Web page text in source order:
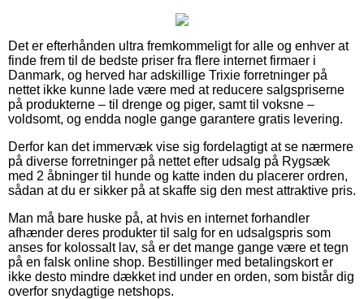
Det er efterhånden ultra fremkommeligt for alle og enhver at
finde frem til de bedste priser fra flere internet firmaer i
Danmark, og herved har adskillige Trixie forretninger på
nettet ikke kunne lade være med at reducere salgspriserne
på produkterne – til drenge og piger, samt til voksne –
voldsomt, og endda nogle gange garantere gratis levering.
Derfor kan det immervæk vise sig fordelagtigt at se nærmere
på diverse forretninger på nettet efter udsalg på Rygsæk
med 2 åbninger til hunde og katte inden du placerer ordren,
sådan at du er sikker på at skaffe sig den mest attraktive pris.
Man må bare huske på, at hvis en internet forhandler
afhænder deres produkter til salg for en udsalgspris som
anses for kolossalt lav, så er det mange gange være et tegn
på en falsk online shop. Bestillinger med betalingskort er
ikke desto mindre dækket ind under en orden, som bistår dig
overfor snydagtige netshops.